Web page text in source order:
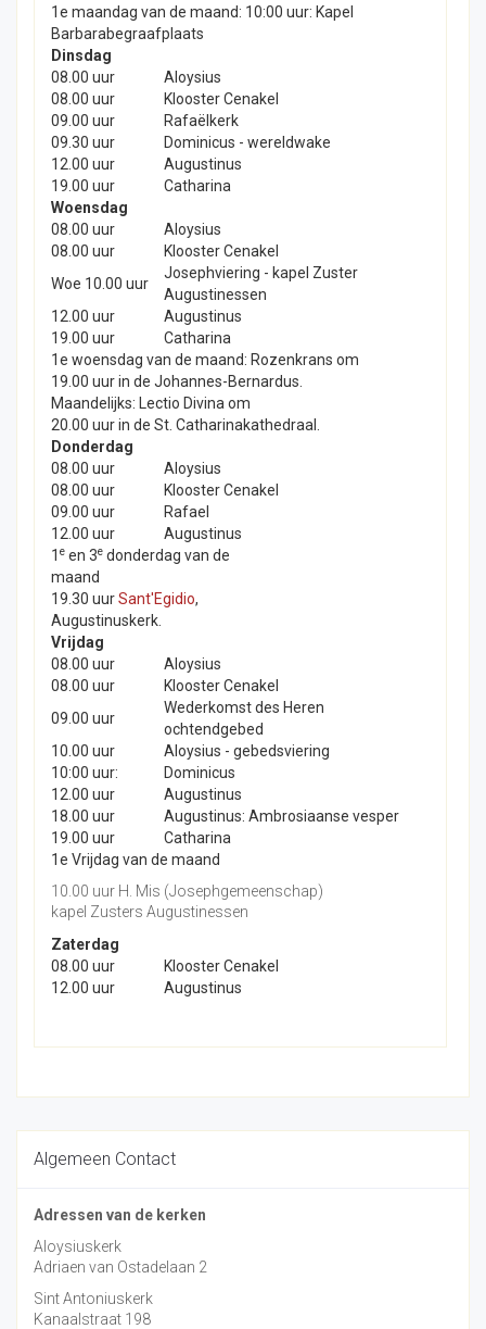
1e maandag van de maand: 10:00 uur: Kapel
Barbarabegraafplaats
Dinsdag
08.00 uur
Aloysius
08.00 uur
Klooster Cenakel
09.00 uur
Rafaëlkerk
09.30 uur
Dominicus - wereldwake
12.00 uur
Augustinus
19.00 uur
Catharina
Woensdag
08.00 uur
Aloysius
08.00 uur
Klooster Cenakel
Woe 10.00 uur
Josephviering - kapel Zuster
Augustinessen
12.00 uur
Augustinus
19.00 uur
Catharina
1e woensdag van de maand: Rozenkrans om
19.00 uur in de Johannes-Bernardus.
Maandelijks: Lectio Divina om
20.00 uur in de St. Catharinakathedraal.
Donderdag
08.00 uur
Aloysius
08.00 uur
Klooster Cenakel
09.00 uur
Rafael
12.00 uur
Augustinus
1 e en 3e donderdag van de
maand
19.30 uurSant'Egidio,
Augustinuskerk.
Vrijdag
08.00 uur
Aloysius
08.00 uur
Klooster Cenakel
09.00 uur
Wederkomst des Heren
ochtendgebed
10.00 uur
Aloysius - gebedsviering
10:00 uur:
Dominicus
12.00 uur
Augustinus
18.00 uur
Augustinus: Ambrosiaanse vesper
19.00 uur
Catharina
1e Vrijdag van de maand
10.00 uur H. Mis (Josephgemeenschap)
kapel Zusters Augustinessen
Zaterdag
08.00 uur
Klooster Cenakel
12.00 uur
Augustinus
Algemeen Contact
Adressen van de kerken
Aloysiuskerk
Adriaen van Ostadelaan 2
Sint Antoniuskerk
Kanaalstraat 198